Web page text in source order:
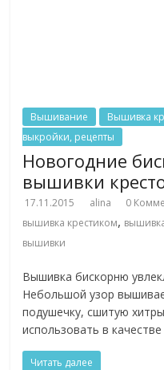
Вышивание Вышивка
выкройки, рецепты
Новогодние
вышивки
17.11.2015 alina 0
вышивка крестиком,
вышивки
Вышивка бискорню
Небольшой узор
подушечку, сшитую
использовать в качестве
Читать далее